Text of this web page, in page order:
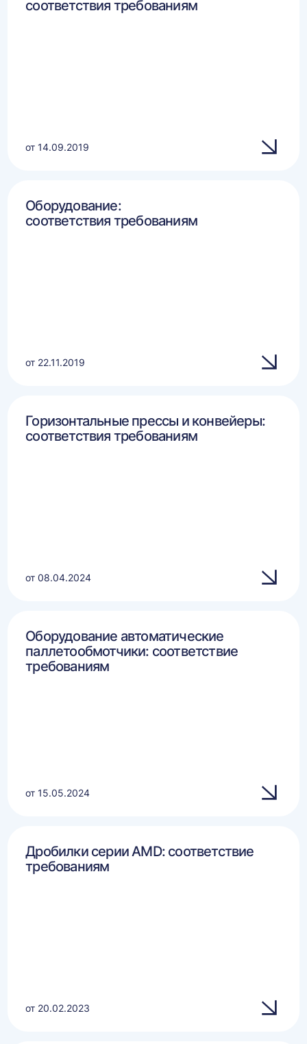
соответствия требованиям
от 14.09.2019
Оборудование:
соответствия требованиям
от 22.11.2019
Горизонтальные прессы и конвейеры:
соответствия требованиям
от 08.04.2024
Оборудование автоматические
паллетообмотчики: соответствие
требованиям
от 15.05.2024
Дробилки серии AMD: соответствие
требованиям
от 20.02.2023